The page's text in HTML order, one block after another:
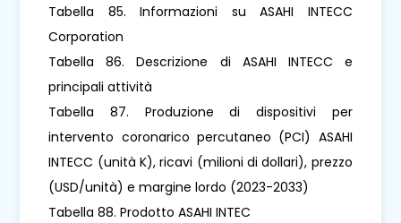
Tabella 85. Informazioni su ASAHI INTECC
Corporation
Tabella 86. Descrizione di ASAHI INTECC e
principali attività
Tabella 87. Produzione di dispositivi per
intervento coronarico percutaneo (PCI) ASAHI
INTECC (unità K), ricavi (milioni di dollari), prezzo
(USD/unità) e margine lordo (2023-2033)
Tabella 88. Prodotto ASAHI INTEC